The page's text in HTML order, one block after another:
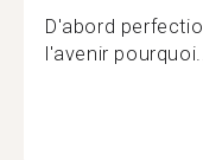
D'abord
l'avenir pourquoi...